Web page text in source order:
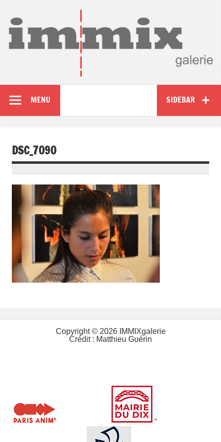
SIDEBAR
MENU
DSC_7090
Copyright © 2026 IMMIXgalerie
Crédit : Matthieu Guérin
"